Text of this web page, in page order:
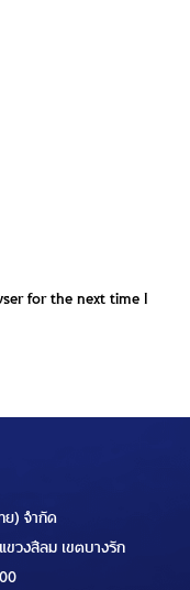
for the next time I
ย) จำกัด
วงสีลม เขตบางรัก